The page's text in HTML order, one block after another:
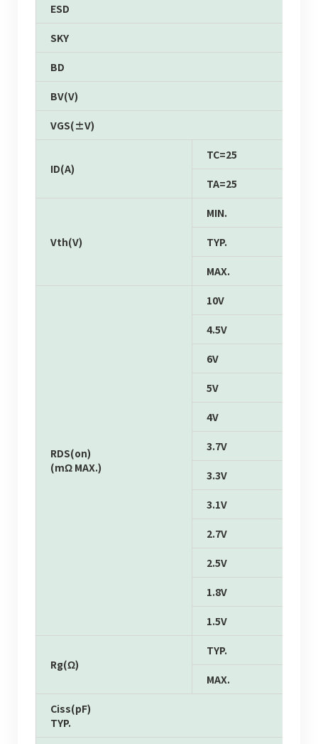
ESD
SKY
BD
BV(V)
VGS(±V)
ID(A)
TC=25
TA=25
Vth(V)
MIN.
TYP.
MAX.
RDS(on)
(mΩ MAX.)
10V
4.5V
6V
5V
4V
3.7V
3.3V
3.1V
2.7V
2.5V
1.8V
1.5V
Rg(Ω)
TYP.
MAX.
Ciss(pF)
TYP.